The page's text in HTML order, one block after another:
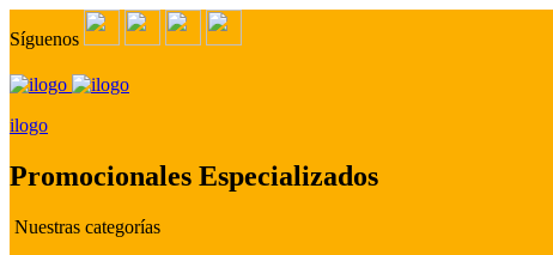
Síguenos
ilogo
Promocionales Especializados
Nuestras categorías